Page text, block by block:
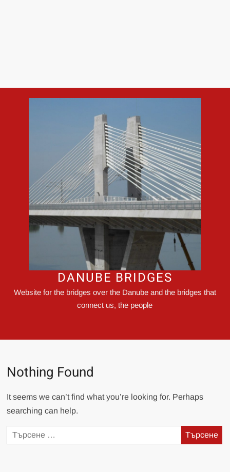
DANUBE BRIDGES
Website for the bridges over the Danube and the bridges that
connect us, the people
Nothing Found
It seems we can’t find what you’re looking for. Perhaps
searching can help.
Търсене
за: